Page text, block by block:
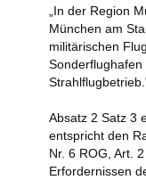
„In der Region
München am
militärischen
Absatz 2 Satz 3
entspricht den
Nr. 6 ROG, Art.
Erfordernissen